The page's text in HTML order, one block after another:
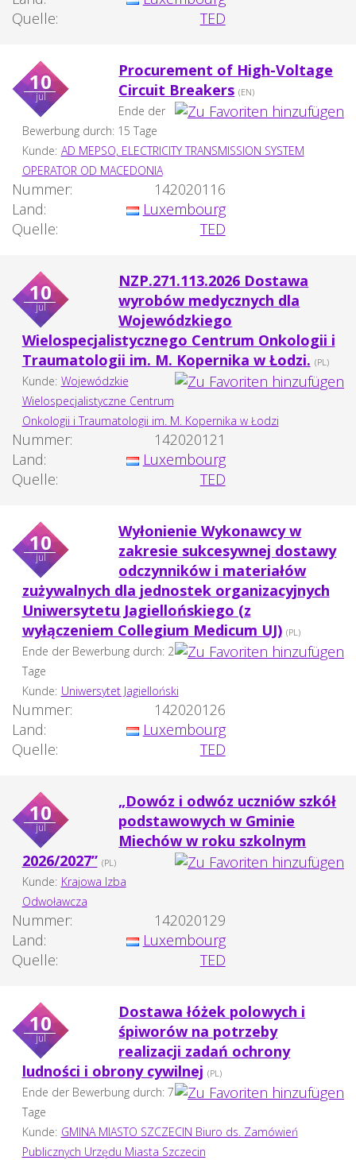
Quelle:
TED
10
jul
Procurement of High-Voltage
Circuit Breakers (EN)
Ende der
Bewerbung durch: 15 Tage
Kunde: AD MEPSO, ELECTRICITY TRANSMISSION SYSTEM
OPERATOR OD MACEDONIA
Nummer:
142020116
Land:
Luxembourg
Quelle:
TED
10
jul
NZP.271.113.2026 Dostawa
wyrobów medycznych dla
Wojewódzkiego
Wielospecjalistycznego Centrum Onkologii i
Traumatologii im. M. Kopernika w Łodzi. (PL)
Kunde: Wojewódzkie
Wielospecjalistyczne Centrum
Onkologii i Traumatologii im. M. Kopernika w Łodzi
Nummer:
142020121
Land:
Luxembourg
Quelle:
TED
10
jul
Wyłonienie Wykonawcy w
zakresie sukcesywnej dostawy
odczynników i materiałów
zużywalnych dla jednostek organizacyjnych
Uniwersytetu Jagiellońskiego (z
wyłączeniem Collegium Medicum UJ) (PL)
Ende der Bewerbung durch: 2
Tage
Kunde: Uniwersytet Jagielloński
Nummer:
142020126
Land:
Luxembourg
Quelle:
TED
10
jul
„Dowóz i odwóz uczniów szkół
podstawowych w Gminie
Miechów w roku szkolnym
2026/2027” (PL)
Kunde: Krajowa Izba
Odwoławcza
Nummer:
142020129
Land:
Luxembourg
Quelle:
TED
10
jul
Dostawa łóżek polowych i
śpiworów na potrzeby
realizacji zadań ochrony
ludności i obrony cywilnej (PL)
Ende der Bewerbung durch: 7
Tage
Kunde: GMINA MIASTO SZCZECIN Biuro ds. Zamówień
Publicznych Urzędu Miasta Szczecin